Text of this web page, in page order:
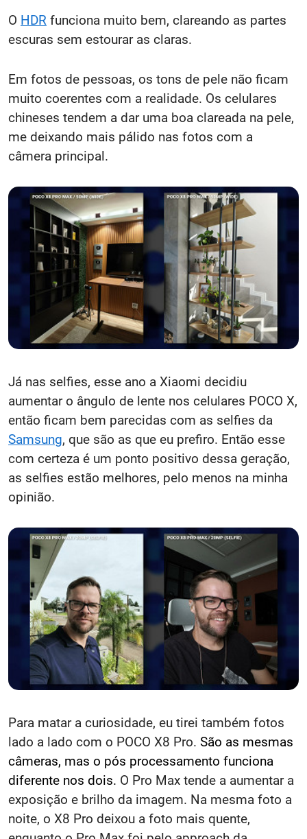
O HDR funciona muito bem, clareando as partes
escuras sem estourar as claras.
Em fotos de pessoas, os tons de pele não ficam
muito coerentes com a realidade. Os celulares
chineses tendem a dar uma boa clareada na pele,
me deixando mais pálido nas fotos com a
câmera principal.
Já nas selfies, esse ano a Xiaomi decidiu
aumentar o ângulo de lente nos celulares POCO X,
então ficam bem parecidas com as selfies da
Samsung, que são as que eu prefiro. Então esse
com certeza é um ponto positivo dessa geração,
as selfies estão melhores, pelo menos na minha
opinião.
Para matar a curiosidade, eu tirei também fotos
lado a lado com o POCO X8 Pro. São as mesmas
câmeras, mas o pós processamento funciona
diferente nos dois. O Pro Max tende a aumentar a
exposição e brilho da imagem. Na mesma foto a
noite, o X8 Pro deixou a foto mais quente,